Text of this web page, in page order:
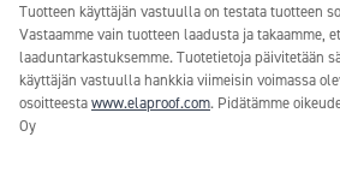
Tuotteen käyttäjän vastuulla on testata tuotteen
Vastaamme vain tuotteen laadusta ja takaamme,
laaduntarkastuksemme. Tuotetietoja päivitetään
käyttäjän vastuulla hankkia viimeisin voimassa
osoitteestawww.elaproof.com. Pidätämme
Oy